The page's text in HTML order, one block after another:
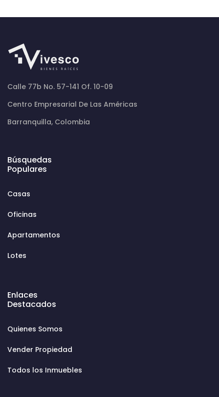
Calle 77b No. 57-141 Of. 10-09
Centro Empresarial De Las Américas
Barranquilla, Colombia
Búsquedas
Populares
Casas
Oficinas
Apartamentos
Lotes
Enlaces
Destacados
Quienes Somos
Vender Propiedad
Todos los Inmuebles